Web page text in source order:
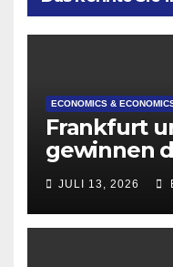
ECONOMICS &
Frankfurt
gewinnen
Attraktivität
JULI 13, 2026